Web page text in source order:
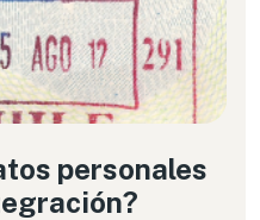
personales